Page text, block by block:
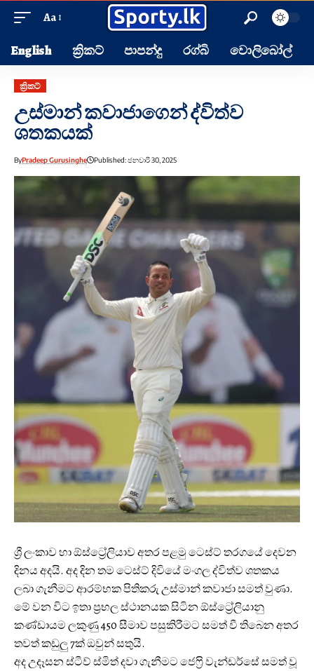
Aa
English ක්‍රිකට් පාපන්දු රග්බි වොලිබෝල්
ක්‍රිකට්
උස්මාන් කවාජාගෙන් ද්විත්ව
ශතකයක්
ByPradeep Gurusinghe Published: ජනවාරි 30, 2025
ශ්‍රී ලංකාව හා ඕස්ට්‍රේලියාව අතර පළමු ටෙස්ට් තරගයේ දෙවන
දිනය අදයි. අද දින තම ටෙස්‍ට් දිවියේ මංගල ද්විත්ව ශතකය
ලබා ගැනීමට ආරම්භක පිතිකරු උස්මාන් කවාජා සමත් වුණා.
මේ වන විට ඉතා ප්‍රභල ස්ථානයක සිටින ඕස්ට්‍රේලියානු
කණ්ඩායම ලකුණු 450 සීමාව පසුකිරීමට සමත් වී තිබෙන අතර
තවත් කඩුලු 7ක් ඔවුන් සතුයි.
අද උදෑසන ස්ටීව් ස්මිත් දවා ගැනීමට ජෙෆ්‍රි වැන්ඩර්සේ සමත් වූ